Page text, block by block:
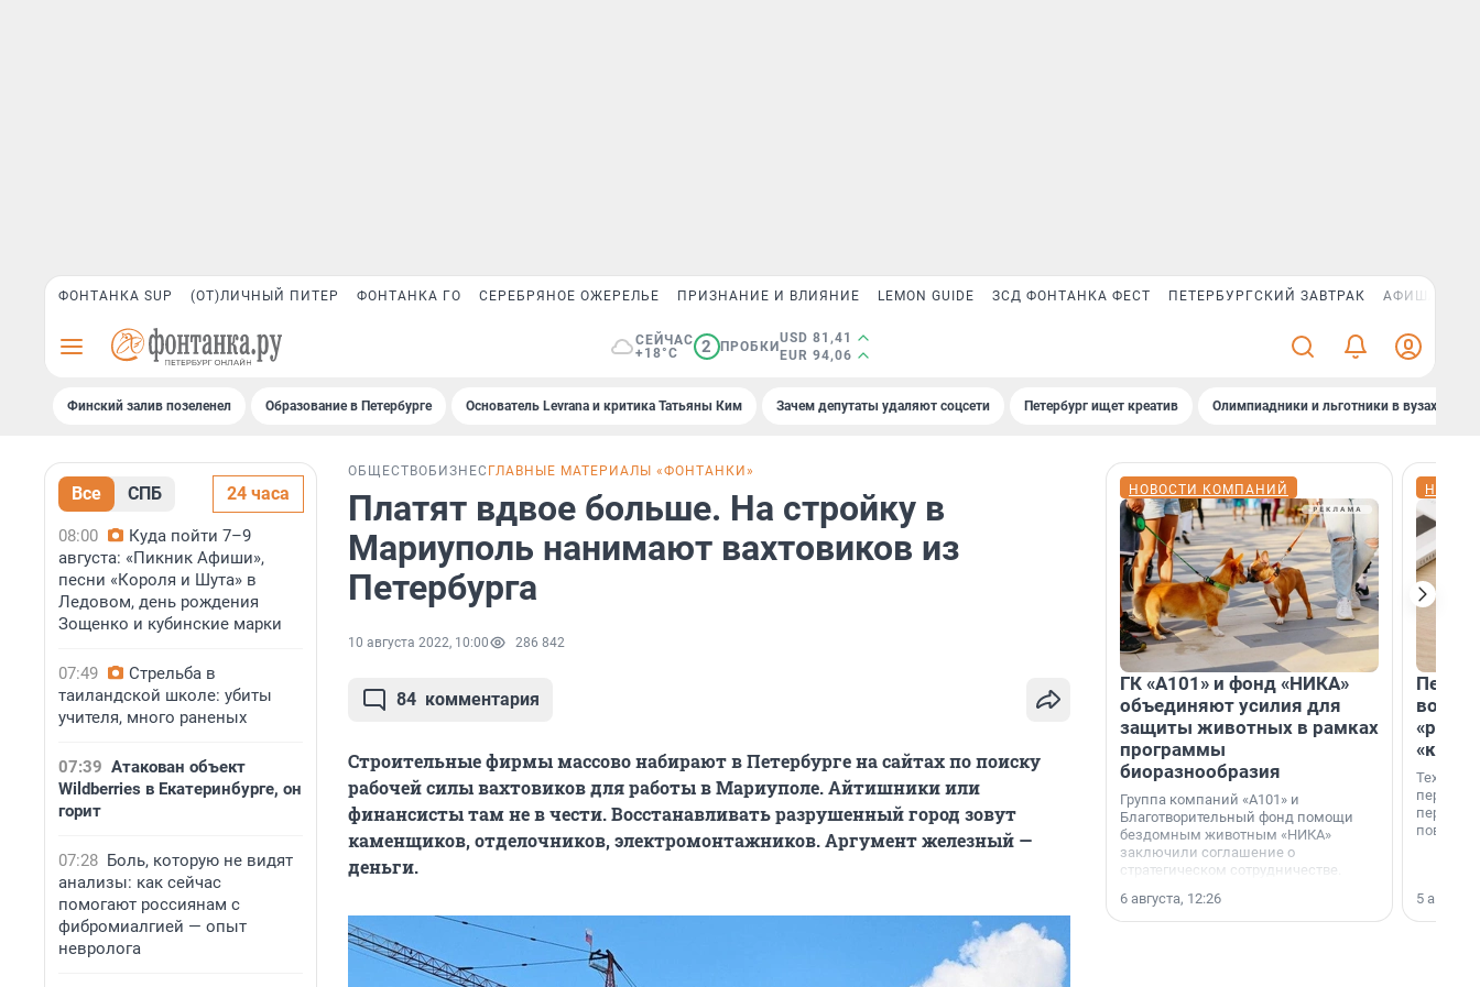
ФОНТАНКА SUP (ОТ)ЛИЧНЫЙ ПИТЕР ФОНТАНКА ГО СЕРЕБРЯНОЕ ОЖЕРЕЛЬЕ ПРИЗНАНИЕ И ВЛИЯНИЕ LEMON GUIDE ЗСД ФОНТАНКА ФЕСТ ПЕТЕРБУРГСКИЙ ЗАВТРАК АФИША PLUS
СЕЙЧАС
+18°C
2 ПРОБКИ
USD 81,41
EUR 94,06
Финский залив позеленел Образование в Петербурге Основатель Levrana и критика Татьяны Ким Зачем депутаты удаляют соцсети Петербург ищет креатив Олимпиадники и льготники в вузах СПб
Все СПБ 24 часа
08:00
Куда пойти 7–9
августа: «Пикник Афиши»,
песни «Короля и Шута» в
Ледовом, день рождения
Зощенко и кубинские марки
07:49
Стрельба в
таиландской школе: убиты
учителя, много раненых
07:39 Атакован объект
Wildberries в Екатеринбурге, он
горит
07:28 Боль, которую не видят
анализы: как сейчас
помогают россиянам с
фибромиалгией — опыт
невролога
ОБЩЕСТВО БИЗНЕС ГЛАВНЫЕ МАТЕРИАЛЫ «ФОНТАНКИ»
Платят вдвое больше. На стройку в
Мариуполь нанимают вахтовиков из
Петербурга
10 августа 2022, 10:00 286 842
84 комментария
Строительные фирмы массово набирают в Петербурге на сайтах по поиску
рабочей силы вахтовиков для работы в Мариуполе. Айтишники или
финансисты там не в чести. Восстанавливать разрушенный город зовут
каменщиков, отделочников, электромонтажников. Аргумент железный —
деньги.
НОВОСТИ КОМПАНИЙ
ГК «А101» и фонд «НИКА»
объединяют усилия для
защиты животных в рамках
программы
биоразнообразия
Группа компаний «А101» и
Благотворительный фонд помощи
бездомным животным «НИКА»
заключили соглашение о
стратегическом сотрудничестве.
6 августа, 12:26
5